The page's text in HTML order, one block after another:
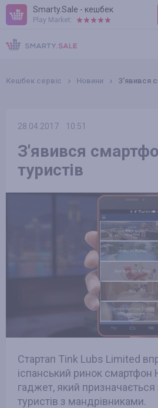
Smarty.Sale - кешбек
Play Market:
ПРАВИЛА
ПЛАГІНИ
Кешбек сервіс Новини З'явився
28.04.2017 10:51
З'явився
туристів
Стартап Tink Lubs Limited
іспанський ринок смартфон
гаджет, який
туристів з мандрівниками.